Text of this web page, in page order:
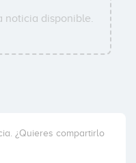
disponible.
¿Quieres compartirlo